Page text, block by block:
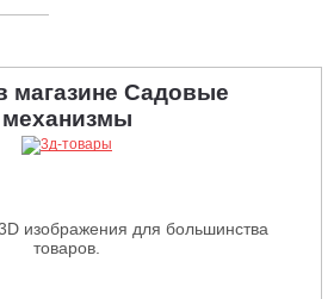
магазине Садовые
механизмы
изображения для большинства
товаров.